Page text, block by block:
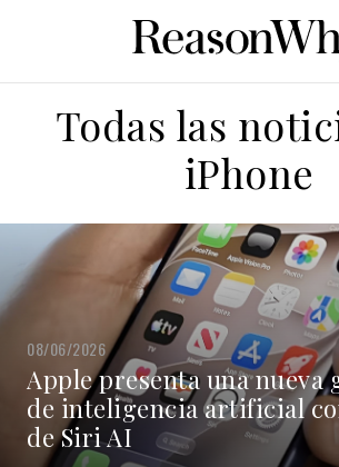
Todas las
iPhone
08/06/2026
Apple presenta una nueva
de inteligencia artificial
de Siri AI